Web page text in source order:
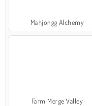
Mahjongg Alchemy
Farm Merge Valley